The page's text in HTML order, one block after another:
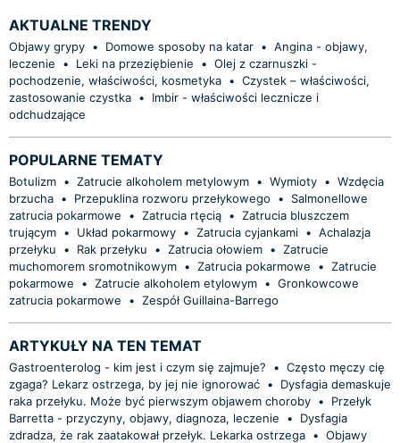
AKTUALNE TRENDY
Objawy grypy • Domowe sposoby na katar • Angina - objawy,
leczenie
• Leki na przeziębienie • Olej z czarnuszki -
pochodzenie, właściwości, kosmetyka • Czystek – właściwości,
zastosowanie czystka •
Imbir - właściwości lecznicze i
odchudzające
POPULARNE TEMATY
Botulizm • Zatrucie alkoholem metylowym • Wymioty • Wzdęcia
brzucha • Przepuklina rozworu przełykowego •
Salmonellowe
zatrucia pokarmowe
• Zatrucia rtęcią • Zatrucia bluszczem
trującym • Układ pokarmowy • Zatrucia cyjankami • Achalazja
przełyku
• Rak przełyku • Zatrucia ołowiem • Zatrucie
muchomorem sromotnikowym • Zatrucia pokarmowe • Zatrucie
pokarmowe
• Zatrucie alkoholem etylowym • Gronkowcowe
zatrucia pokarmowe
• Zespół Guillaina-Barrego
ARTYKUŁY NA TEN TEMAT
Gastroenterolog - kim jest i czym się zajmuje? • Często męczy cię
zgaga? Lekarz ostrzega, by jej nie ignorować •
Dysfagia demaskuje
raka przełyku. Może być pierwszym objawem choroby •
Przełyk
Barretta - przyczyny, objawy, diagnoza, leczenie
•
Dysfagia
zdradza, że rak zaatakował przełyk. Lekarka ostrzega • Objawy